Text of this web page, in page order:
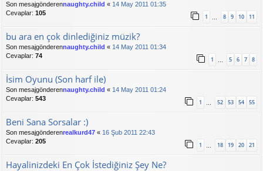
Son mesajgönderennaughty.child « 14 May 2011 01:35
Cevaplar: 105 1 … 8 9 10 11
bu ara en çok dinlediğiniz müzik?
Son mesajgönderennaughty.child « 14 May 2011 01:34
Cevaplar: 74 1 … 5 6 7 8
İsim Oyunu (Son harf ile)
Son mesajgönderennaughty.child « 14 May 2011 01:24
Cevaplar: 543 1 … 52 53 54 55
Beni Sana Sorsalar :)
Son mesajgönderenrealkurd47 « 16 Şub 2011 22:43
Cevaplar: 205 1 … 18 19 20 21
Hayalinizdeki En Çok İstediğiniz Şey Ne?